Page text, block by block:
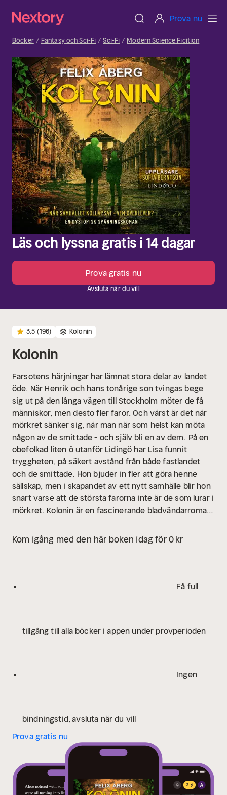
Prova nu
Böcker Fantasy och Sci-Fi Sci-Fi Modern Science Ficition
Läs och lyssna gratis i 14 dagar
Prova gratis nu
Avsluta när du vill
3.5 (196) Kolonin
Kolonin
Farsotens härjningar har lämnat stora delar av landet
öde. När Henrik och hans tonårige son tvingas bege
sig ut på den långa vägen till Stockholm möter de få
människor, men desto fler faror. Och värst är det när
mörkret sänker sig, när man när som helst kan möta
någon av de smittade - och själv bli en av dem. På en
obefolkad liten ö utanför Lidingö har Lisa funnit
tryggheten, på säkert avstånd från både fastlandet
och de smittade. Hon bjuder in fler att göra henne
sällskap, men i skapandet av ett nytt samhälle blir hon
snart varse att de största farorna inte är de som lurar i
mörkret. Kolonin är en fascinerande bladvändarroman
där mänskligheten gått förlorad, i ruinerna av det
Stockholm som en gång var, bland religiösa sekter och
Kom igång med den här boken idag för 0 kr
Få full
tillgång till alla böcker i appen under provperioden
Ingen
bindningstid, avsluta när du vill
Prova gratis nu